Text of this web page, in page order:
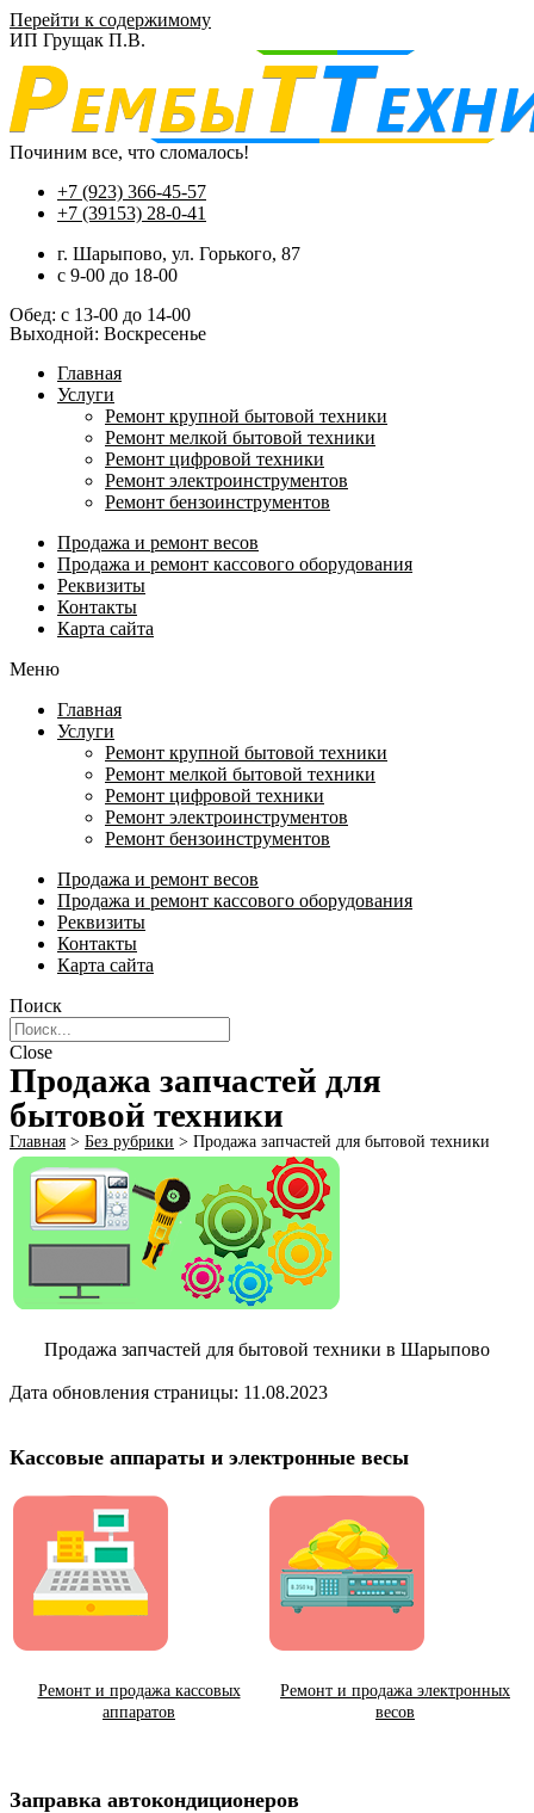
Перейти к содержимому
ИП Грущак П.В.
Починим все, что сломалось!
+7 (923) 366-45-57
+7 (39153) 28-0-41
г. Шарыпово, ул. Горького, 87
c 9-00 до 18-00
Обед: с 13-00 до 14-00
Выходной: Воскресенье
Главная
Услуги
Ремонт крупной бытовой техники
Ремонт мелкой бытовой техники
Ремонт цифровой техники
Ремонт электроинструментов​
Ремонт бензоинструментов
Продажа и ремонт весов
Продажа и ремонт кассового оборудования
Реквизиты
Контакты
Карта сайта
Меню
Главная
Услуги
Ремонт крупной бытовой техники
Ремонт мелкой бытовой техники
Ремонт цифровой техники
Ремонт электроинструментов​
Ремонт бензоинструментов
Продажа и ремонт весов
Продажа и ремонт кассового оборудования
Реквизиты
Контакты
Карта сайта
Поиск
Close
Продажа запчастей для
бытовой техники
Главная > Без рубрики > Продажа запчастей для бытовой техники
Продажа запчастей для бытовой техники в Шарыпово
Дата обновления страницы: 11.08.2023
Кассовые аппараты и электронные весы
Ремонт и продажа кассовых
аппаратов
Ремонт и продажа электронных
весов
Заправка автокондиционеров